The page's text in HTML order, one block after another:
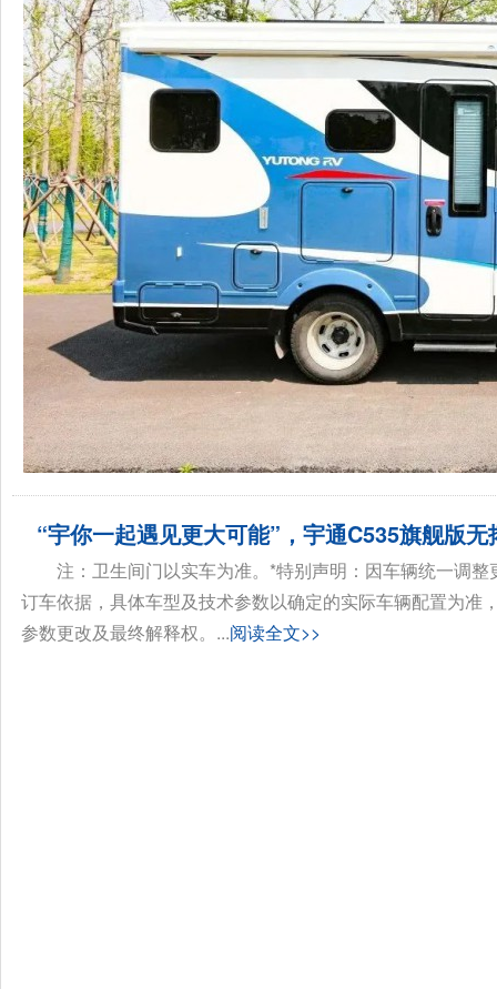
“宇你一起遇见更大可能”，宇通C535旗舰版
注：卫生间门以实车为准。*特别声明：因车辆统一调
订车依据，具体车型及技术参数以确定的实际车辆配置为
参数更改及最终解释权。...阅读全文>>